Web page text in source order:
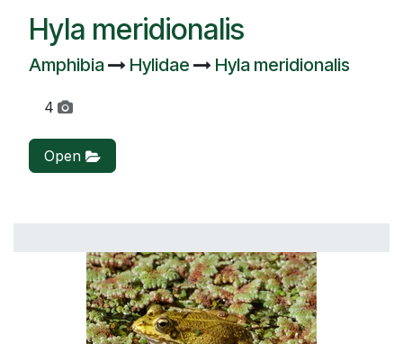
Hyla meridionalis
Amphibia Hylidae Hyla meridionalis
4
Open